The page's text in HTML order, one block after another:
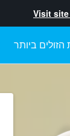
Visit
הזולים ביותר